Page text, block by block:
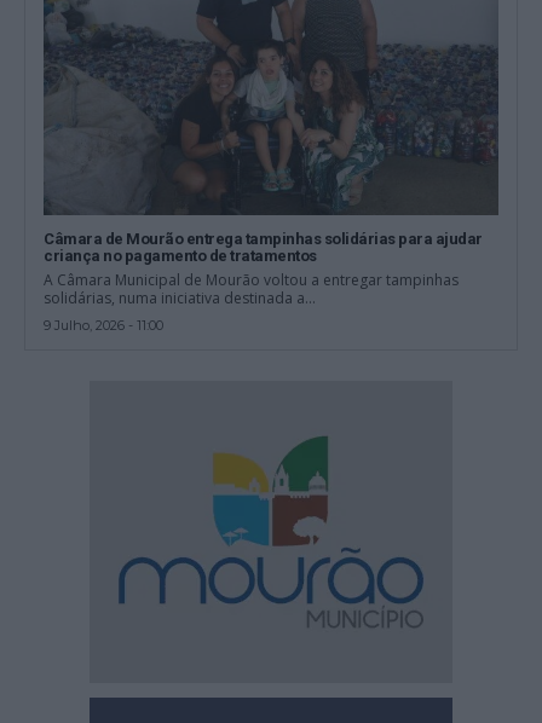
Câmara de Mourão entrega tampinhas solidárias para ajudar
criança no pagamento de tratamentos
A Câmara Municipal de Mourão voltou a entregar tampinhas
solidárias, numa iniciativa destinada a...
9 Julho, 2026 - 11:00